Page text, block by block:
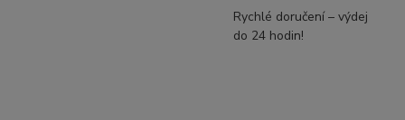
Rychlé doručení – výdej
do 24 hodin!